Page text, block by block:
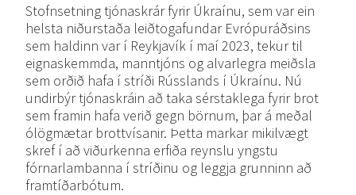
Stofnsetning tjónaskrár fyrir Úkraínu, sem var ein
helsta niðurstaða leiðtogafundar Evrópuráðsins
sem haldinn var í Reykjavík í maí 2023, tekur til
eignaskemmda, manntjóns og alvarlegra meiðsla
sem orðið hafa í stríði Rússlands í Úkraínu. Nú
undirbýr tjónaskráin að taka sérstaklega fyrir brot
sem framin hafa verið gegn börnum, þar á meðal
ólögmætar brottvísanir. Þetta markar mikilvægt
skref í að viðurkenna erfiða reynslu yngstu
fórnarlambanna í stríðinu og leggja grunninn að
framtíðarbótum.